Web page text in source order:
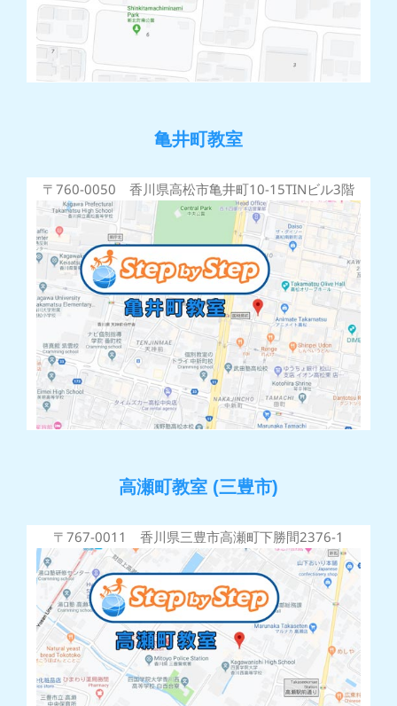
亀井町教室
〒760-0050 香川県高松市亀井町10-15TINビル3階
高瀬町教室 (三豊市)
〒767-0011 香川県三豊市高瀬町下勝間2376-1